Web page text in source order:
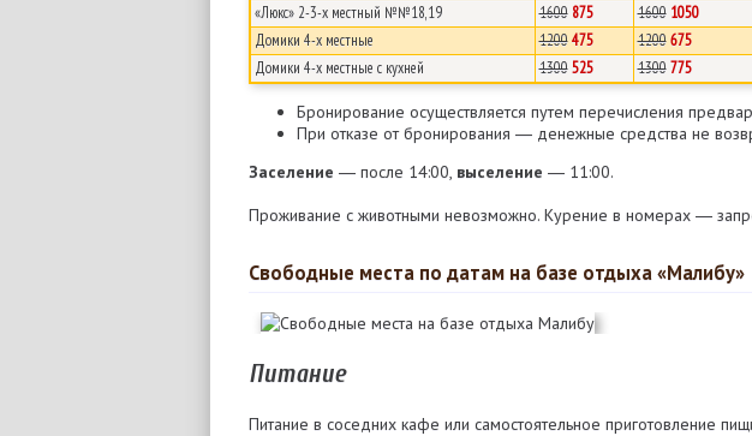
«Люкс» 2-3-х местный №№18,19
1600 875 1600 1050
Домики 4-х местные
1200 475 1200 675
Домики 4-х местные c кухней
1300 525 1300 775
Бронирование осуществляется путем перечисления
При отказе от бронирования ― денежные средства не
Заселение ― после 14:00, выселение ― 11:00.
Проживание с животными невозможно. Курение в номерах ―
Свободные места по датам на базе отдыха «Малибу»
Питание
Питание в соседних кафе или самостоятельное приготовление